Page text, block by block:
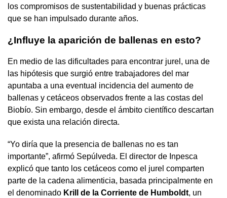
los compromisos de sustentabilidad y buenas prácticas
que se han impulsado durante años.
¿Influye la aparición de ballenas en esto?
En medio de las dificultades para encontrar jurel, una de
las hipótesis que surgió entre trabajadores del mar
apuntaba a una eventual incidencia del aumento de
ballenas y cetáceos observados frente a las costas del
Biobío. Sin embargo, desde el ámbito científico descartan
que exista una relación directa.
“Yo diría que la presencia de ballenas no es tan
importante”, afirmó Sepúlveda. El director de Inpesca
explicó que tanto los cetáceos como el jurel comparten
parte de la cadena alimenticia, basada principalmente en
el denominado Krill de la Corriente de Humboldt, un